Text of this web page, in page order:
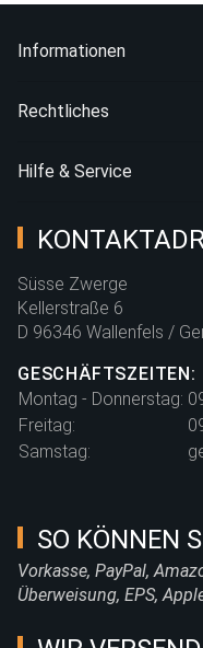
Informationen
Rechtliches
Hilfe & Service
Süsse Zwerge
Kellerstraße 6
D 96346 Wallenfels /
GESCHÄFTSZEITEN:
Montag - Donnerstag:
Freitag:
Samstag:
SO KÖNNEN
Vorkasse, PayPal,
Überweisung, EPS,